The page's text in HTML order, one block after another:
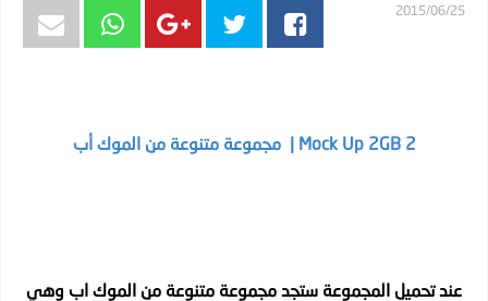
25‏/06‏/2015
2 Mock Up 2GB | مجموعة متنوعة من الموك أب
عند تحميل المجموعة ستجد مجموعة متنوعة من الموك اب وهي